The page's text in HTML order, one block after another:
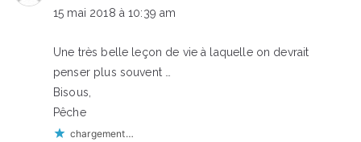
15 mai 2018 à 10:39 am
Une très belle leçon de vie à laquelle on devrait
penser plus souvent …
Bisous,
Pêche
chargement…